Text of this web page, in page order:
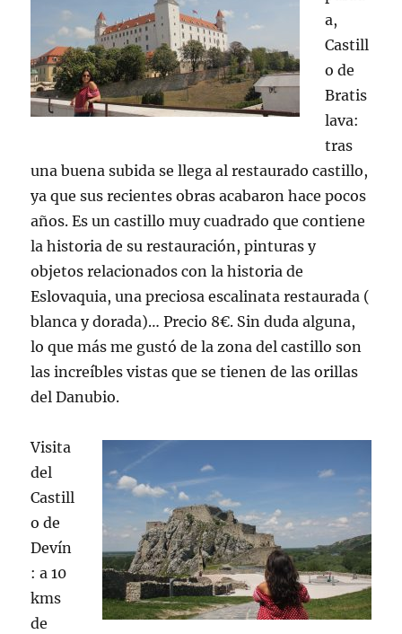
a,
Castill
o de
Bratis
lava:
tras
una buena subida se llega al restaurado castillo,
ya que sus recientes obras acabaron hace pocos
años. Es un castillo muy cuadrado que contiene
la historia de su restauración, pinturas y
objetos relacionados con la historia de
Eslovaquia, una preciosa escalinata restaurada (
blanca y dorada)… Precio 8€. Sin duda alguna,
lo que más me gustó de la zona del castillo son
las increíbles vistas que se tienen de las orillas
del Danubio.
Visita
del
Castill
o de
Devín
: a 10
kms
de